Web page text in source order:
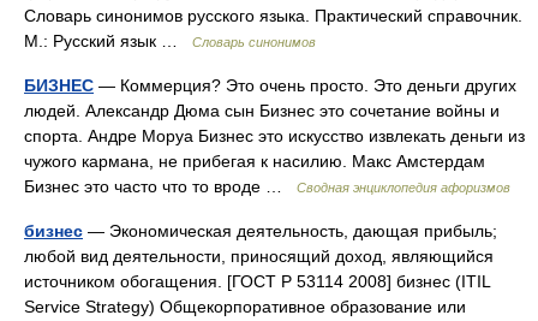
Словарь синонимов русского языка. Практический справочник.
М.: Русский язык …
Словарь синонимов
БИЗНЕС — Коммерция? Это очень просто. Это деньги других
людей. Александр Дюма сын Бизнес это сочетание войны и
спорта. Андре Моруа Бизнес это искусство извлекать деньги из
чужого кармана, не прибегая к насилию. Макс Амстердам
Бизнес это часто что то вроде …
Сводная энциклопедия афоризмов
бизнес — Экономическая деятельность, дающая прибыль;
любой вид деятельности, приносящий доход, являющийся
источником обогащения. [ГОСТ Р 53114 2008] бизнес (ITIL
Service Strategy) Общекорпоративное образование или